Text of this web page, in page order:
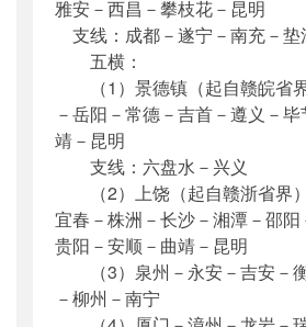
雅安－西昌－攀枝花－昆明
支线：成都－遂宁－南充－垫
五横：
（1）景德镇（起自赣皖省
－岳阳－常德－吉首－遵义－
靖－昆明
支线：六盘水－兴义
（2）上饶（起自赣浙省界
宜春－株洲－长沙－湘潭－邵阳
贵阳－安顺－曲靖－昆明
（3）泉州－永安－吉安－
－柳州－南宁